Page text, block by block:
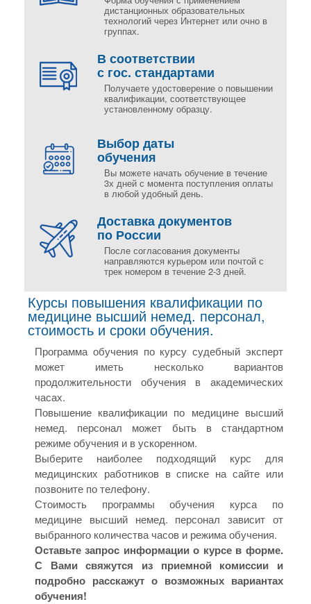
дистанционных образовательных
технологий через Интернет или очно в
группах.
В соответствии
с гос. стандартами
Получаете удостоверение о повышении
квалификации, соответствующее
установленному образцу.
Выбор даты
обучения
Вы можете начать обучение в течение
3х дней с момента поступления оплаты
в любой удобный день.
Доставка документов
по России
После согласования документы
направляются курьером или почтой с
трек номером в течение 2-3 дней.
Курсы повышения квалификации по
медицине высший немед. персонал,
стоимость и сроки обучения.
Программа обучения по курсу судебный эксперт
может иметь несколько вариантов
продолжительности обучения в академических
часах.
Повышение квалификации по медицине высший
немед. персонал может быть в стандартном
режиме обучения и в ускоренном.
Выберите наиболее подходящий курс для
медицинских работников в списке на сайте или
позвоните по телефону.
Стоимость программы обучения курса по
медицине высший немед. персонал зависит от
выбранного количества часов и режима обучения.
Оставьте запрос информации о курсе в форме.
С Вами свяжутся из приемной комиссии и
подробно расскажут о возможных вариантах
обучения!